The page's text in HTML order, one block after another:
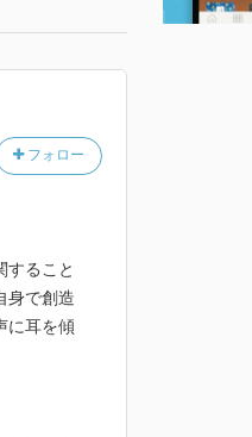
フォロー
すること
身で創造
に耳を傾